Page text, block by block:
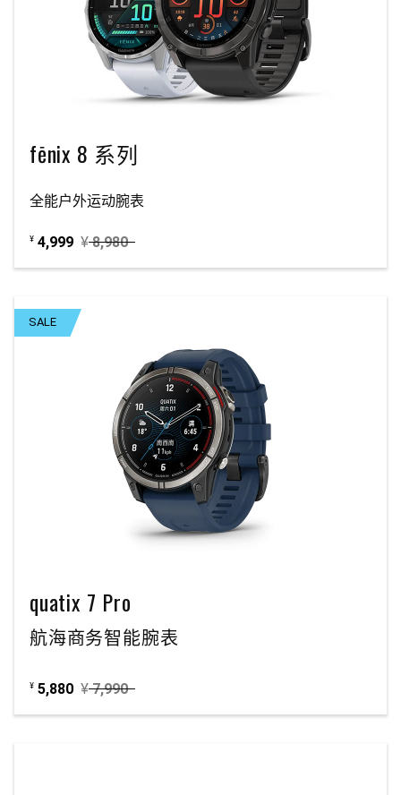
fēnix 8 系列
全能户外运动腕表
¥ 4,999 ¥ 8,980
SALE
quatix 7 Pro
航海商务智能腕表
¥ 5,880 ¥ 7,990